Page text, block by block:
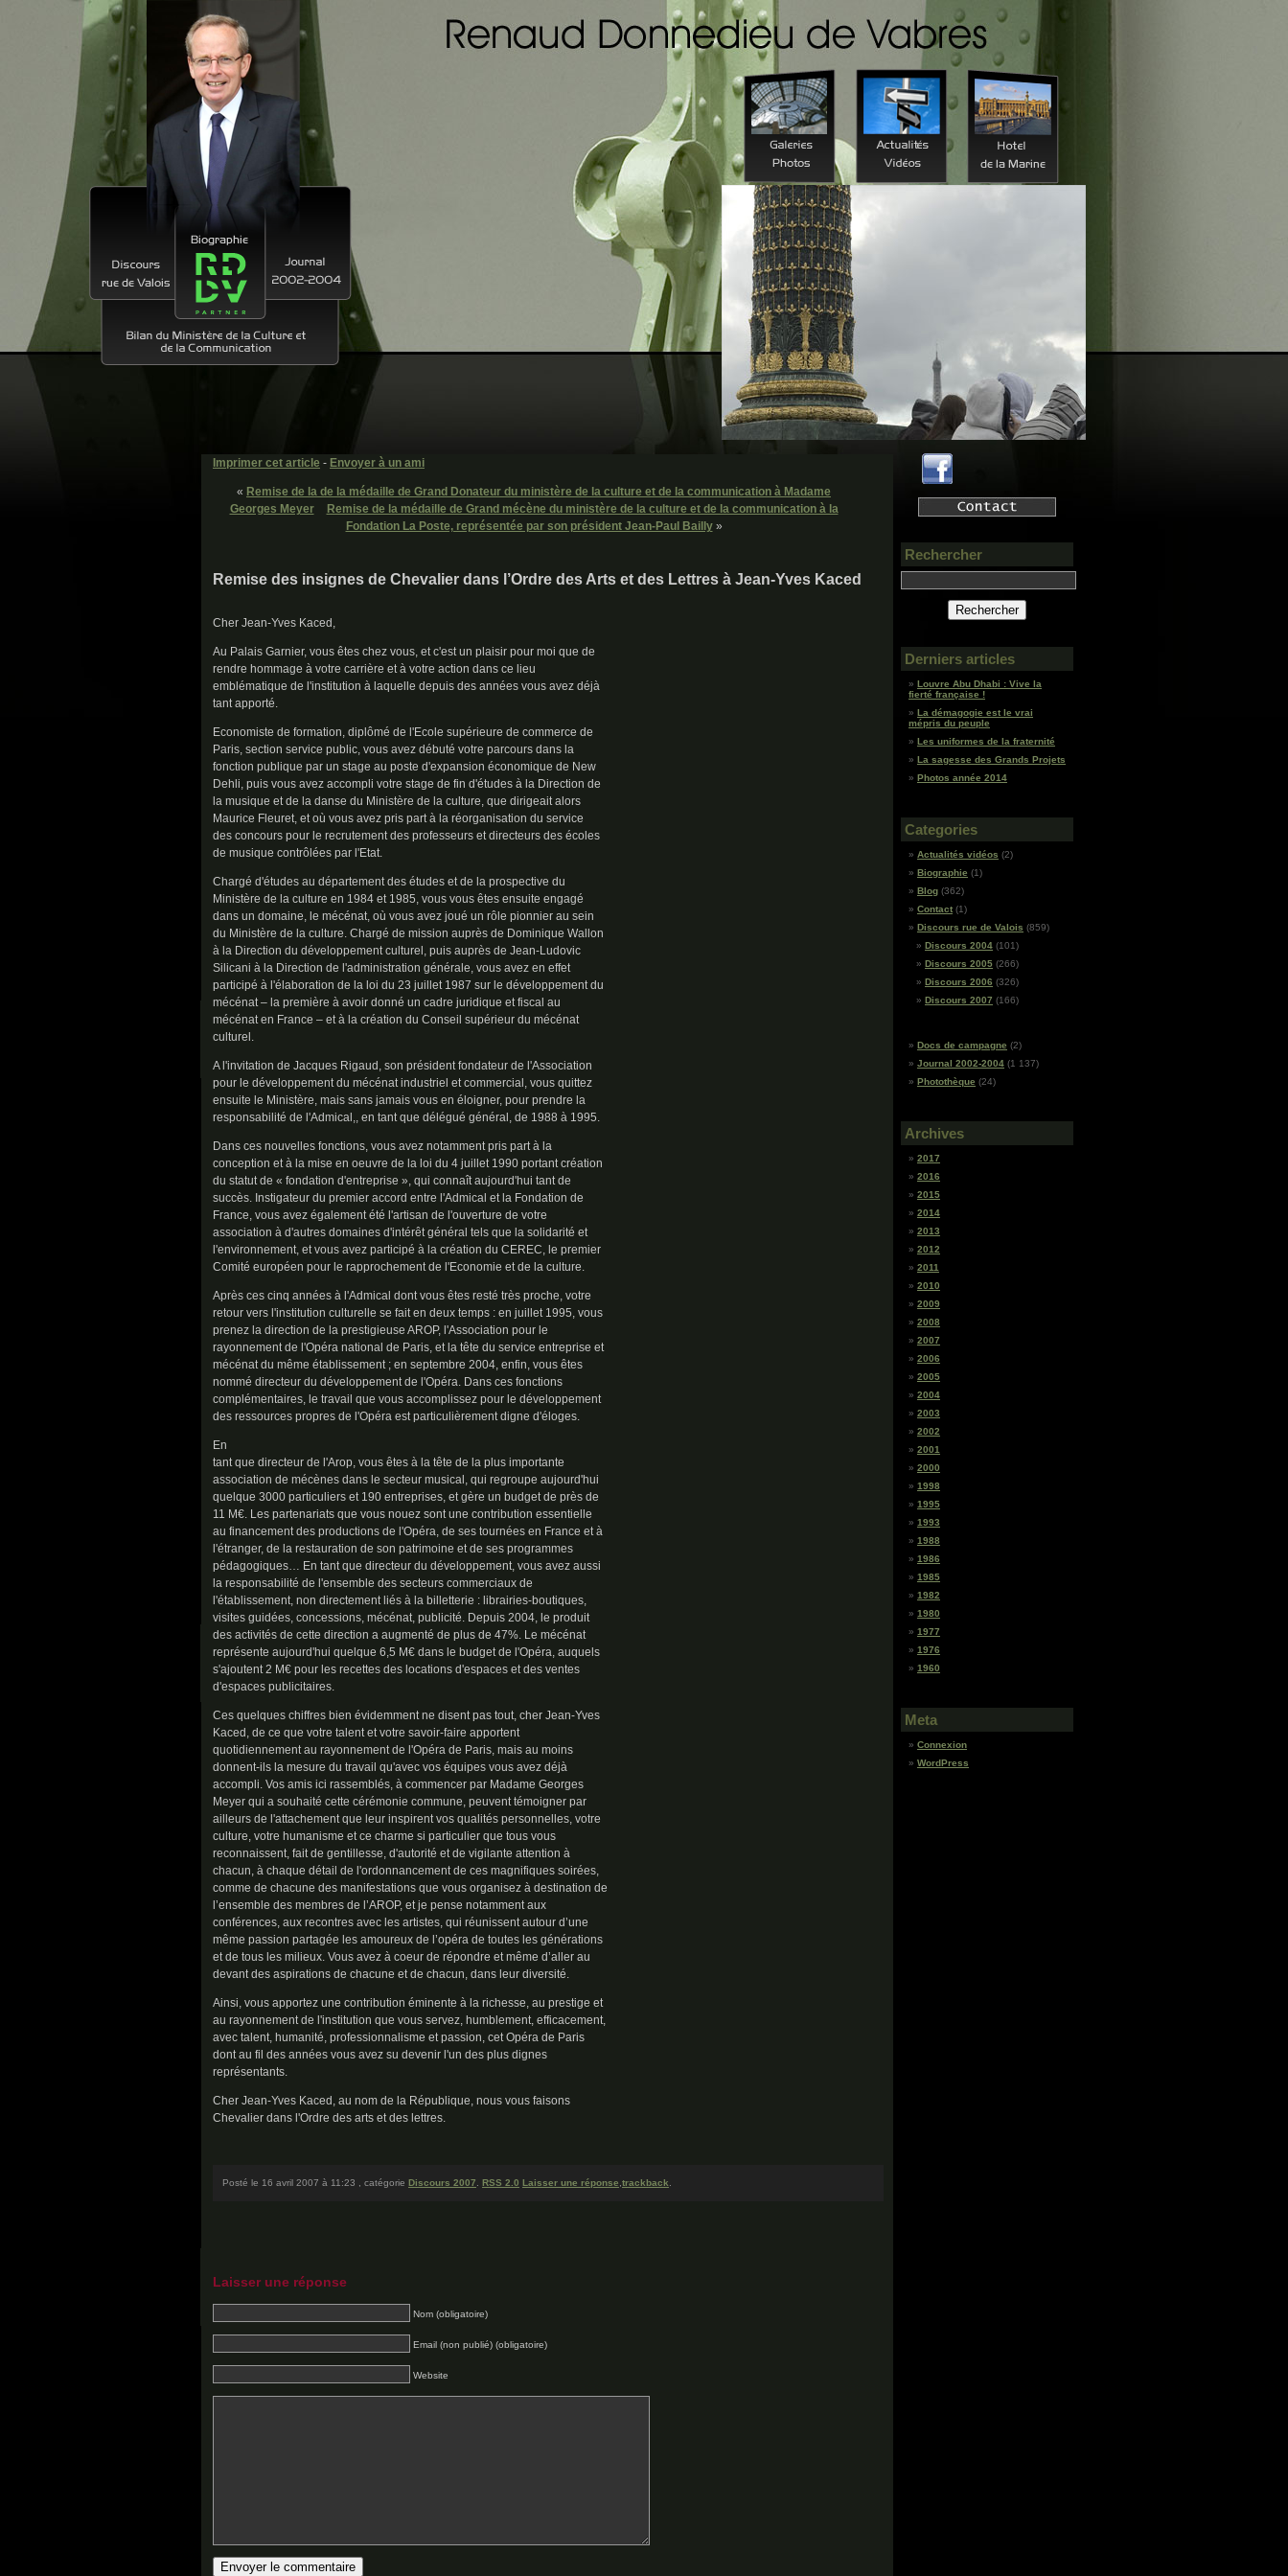
Imprimer cet article - Envoyer à un ami
« Remise de la de la médaille de Grand Donateur du ministère de la culture et de la communication à Madame
Georges Meyer
Remise de la médaille de Grand mécène du ministère de la culture et de la communication à la
Fondation La Poste, représentée par son président Jean-Paul Bailly»
Remise des insignes de Chevalier dans l’Ordre des Arts et des Lettres à Jean-Yves Kaced
Cher Jean-Yves Kaced,
Au Palais Garnier, vous êtes chez vous, et c'est un plaisir pour moi que de
rendre hommage à votre carrière et à votre action dans ce lieu
emblématique de l'institution à laquelle depuis des années vous avez déjà
tant apporté.
Economiste de formation, diplômé de l'Ecole supérieure de commerce de
Paris, section service public, vous avez débuté votre parcours dans la
fonction publique par un stage au poste d'expansion économique de New
Dehli, puis vous avez accompli votre stage de fin d'études à la Direction de
la musique et de la danse du Ministère de la culture, que dirigeait alors
Maurice Fleuret, et où vous avez pris part à la réorganisation du service
des concours pour le recrutement des professeurs et directeurs des écoles
de musique contrôlées par l'Etat.
Chargé d'études au département des études et de la prospective du
Ministère de la culture en 1984 et 1985, vous vous êtes ensuite engagé
dans un domaine, le mécénat, où vous avez joué un rôle pionnier au sein
du Ministère de la culture. Chargé de mission auprès de Dominique Wallon
à la Direction du développement culturel, puis auprès de Jean-Ludovic
Silicani à la Direction de l'administration générale, vous avez en effet
participé à l'élaboration de la loi du 23 juillet 1987 sur le développement du
mécénat – la première à avoir donné un cadre juridique et fiscal au
mécénat en France – et à la création du Conseil supérieur du mécénat
culturel.
A l'invitation de Jacques Rigaud, son président fondateur de l'Association
pour le développement du mécénat industriel et commercial, vous quittez
ensuite le Ministère, mais sans jamais vous en éloigner, pour prendre la
responsabilité de l'Admical,, en tant que délégué général, de 1988 à 1995.
Dans ces nouvelles fonctions, vous avez notamment pris part à la
conception et à la mise en oeuvre de la loi du 4 juillet 1990 portant création
du statut de « fondation d'entreprise », qui connaît aujourd'hui tant de
succès. Instigateur du premier accord entre l'Admical et la Fondation de
France, vous avez également été l'artisan de l'ouverture de votre
association à d'autres domaines d'intérêt général tels que la solidarité et
l'environnement, et vous avez participé à la création du CEREC, le premier
Comité européen pour le rapprochement de l'Economie et de la culture.
Après ces cinq années à l'Admical dont vous êtes resté très proche, votre
retour vers l'institution culturelle se fait en deux temps : en juillet 1995, vous
prenez la direction de la prestigieuse AROP, l'Association pour le
rayonnement de l'Opéra national de Paris, et la tête du service entreprise et
mécénat du même établissement ; en septembre 2004, enfin, vous êtes
nommé directeur du développement de l'Opéra. Dans ces fonctions
complémentaires, le travail que vous accomplissez pour le développement
des ressources propres de l'Opéra est particulièrement digne d'éloges.
En
tant que directeur de l'Arop, vous êtes à la tête de la plus importante
association de mécènes dans le secteur musical, qui regroupe aujourd'hui
quelque 3000 particuliers et 190 entreprises, et gère un budget de près de
11 M€. Les partenariats que vous nouez sont une contribution essentielle
au financement des productions de l'Opéra, de ses tournées en France et à
l'étranger, de la restauration de son patrimoine et de ses programmes
pédagogiques… En tant que directeur du développement, vous avez aussi
la responsabilité de l'ensemble des secteurs commerciaux de
l'établissement, non directement liés à la billetterie : librairies-boutiques,
visites guidées, concessions, mécénat, publicité. Depuis 2004, le produit
des activités de cette direction a augmenté de plus de 47%. Le mécénat
représente aujourd'hui quelque 6,5 M€ dans le budget de l'Opéra, auquels
s'ajoutent 2 M€ pour les recettes des locations d'espaces et des ventes
d'espaces publicitaires.
Ces quelques chiffres bien évidemment ne disent pas tout, cher Jean-Yves
Kaced, de ce que votre talent et votre savoir-faire apportent
quotidiennement au rayonnement de l'Opéra de Paris, mais au moins
donnent-ils la mesure du travail qu'avec vos équipes vous avez déjà
accompli. Vos amis ici rassemblés, à commencer par Madame Georges
Meyer qui a souhaité cette cérémonie commune, peuvent témoigner par
ailleurs de l'attachement que leur inspirent vos qualités personnelles, votre
culture, votre humanisme et ce charme si particulier que tous vous
reconnaissent, fait de gentillesse, d'autorité et de vigilante attention à
chacun, à chaque détail de l'ordonnancement de ces magnifiques soirées,
comme de chacune des manifestations que vous organisez à destination de
l’ensemble des membres de l’AROP, et je pense notamment aux
conférences, aux recontres avec les artistes, qui réunissent autour d’une
même passion partagée les amoureux de l’opéra de toutes les générations
et de tous les milieux. Vous avez à coeur de répondre et même d’aller au
devant des aspirations de chacune et de chacun, dans leur diversité.
Ainsi, vous apportez une contribution éminente à la richesse, au prestige et
au rayonnement de l'institution que vous servez, humblement, efficacement,
avec talent, humanité, professionnalisme et passion, cet Opéra de Paris
dont au fil des années vous avez su devenir l'un des plus dignes
représentants.
Cher Jean-Yves Kaced, au nom de la République, nous vous faisons
Chevalier dans l'Ordre des arts et des lettres.
Posté le 16 avril 2007 à 11:23 , catégorie Discours 2007 RSS 2.0 Laisser une réponse trackback
Laisser une réponse
Nom (obligatoire)
Email (non publié) (obligatoire)
Website
Rechercher
Derniers articles
Louvre Abu Dhabi : Vive la
fierté française !
La démagogie est le vrai
mépris du peuple
Les uniformes de la fraternité
La sagesse des Grands Projets
Photos année 2014
Categories
Actualités vidéos (2)
Biographie (1)
Blog (362)
Contact (1)
Discours rue de Valois (859)
Discours 2004 (101)
Discours 2005 (266)
Discours 2006 (326)
Discours 2007 (166)
Docs de campagne (2)
Journal 2002-2004 (1 137)
Photothèque (24)
Archives
2017
2016
2015
2014
2013
2012
2011
2010
2009
2008
2007
2006
2005
2004
2003
2002
2001
2000
1998
1995
1993
1988
1986
1985
1982
1980
1977
1976
1960
Meta
Connexion
WordPress